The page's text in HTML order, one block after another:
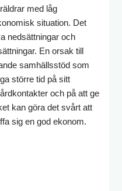
med låg
situation. Det
nedsättningar och
En orsak till
samhällsstöd som
större tid på sitt
och på att ge
kan göra det svårt att
sig en god ekonom.